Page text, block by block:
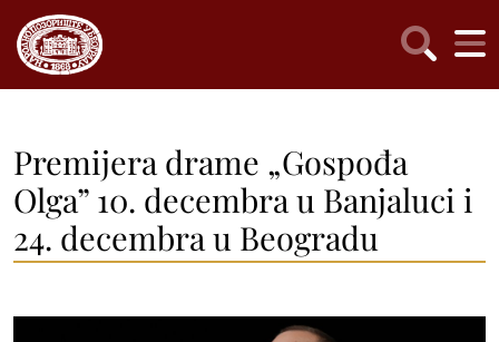
Premijera drame „Gospođa
Olga” 10. decembra u Banjaluci i
24. decembra u Beogradu